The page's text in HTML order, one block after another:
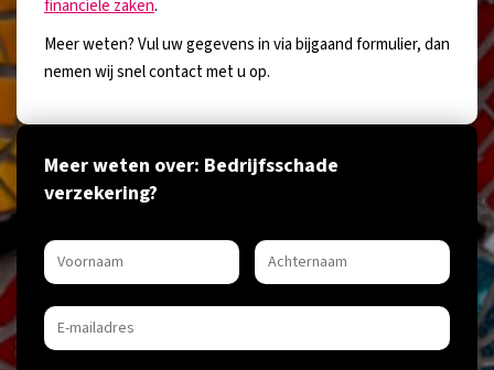
financiële zaken.
Meer weten? Vul uw gegevens in via bijgaand formulier, dan
nemen wij snel contact met u op.
Meer weten over: Bedrijfsschade
verzekering?